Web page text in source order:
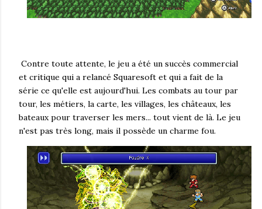
Contre toute attente, le jeu a été un succès commercial
et critique qui a relancé Squaresoft et qui a fait de la
série ce qu'elle est aujourd'hui. Les combats au tour par
tour, les métiers, la carte, les villages, les châteaux, les
bateaux pour traverser les mers... tout vient de là. Le jeu
n'est pas très long, mais il possède un charme fou.